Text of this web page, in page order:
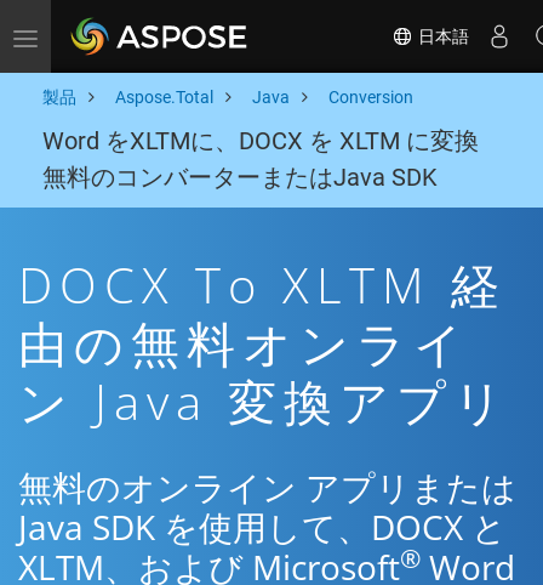
Toggle navigation 日本語
製品 Aspose.Total Java Conversion
Word をXLTMに、DOCX を XLTM に変換
無料のコンバーターまたはJava SDK
DOCX To XLTM 経
由の無料オンライ
ン Java 変換アプリ
無料のオンライン アプリまたは
Java SDK を使用して、DOCX と
XLTM、および Microsoft® Word